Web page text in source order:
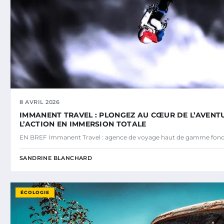
8 AVRIL 2026
IMMANENT TRAVEL : PLONGEZ AU CŒUR DE
L’ACTION EN IMMERSION TOTALE
EN BREF Immanent Travel : agence de voyage haut de gamme
SANDRINE BLANCHARD
ÉCOLOGIE